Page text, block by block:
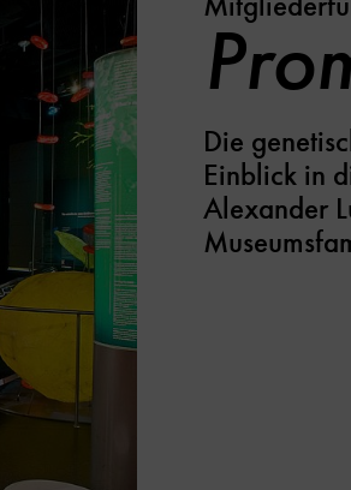
Die
Einblick in
Alexander